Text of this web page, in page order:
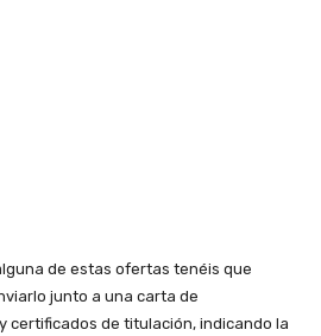
de estas ofertas tenéis que
junto a una carta de
certificados de titulación, indicando la